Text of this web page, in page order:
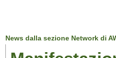
News dalla sezione Network di